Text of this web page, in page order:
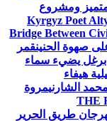
ومشروع
Kyrgyz Poet
Bridge Between
صهوة الحنينقمر
برغل يضيء سماء
هيفاء
الشارنيمروة
THE
طريق الحرير